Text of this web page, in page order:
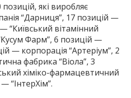
які виробляє
“Дарниця”, 17 позицій —
“Київський вітамінний
Фарм”, 6 позицій —
— корпорація “Артеріум”, 2
фабрика “Віола”, 3
хіміко-фармацевтичний
“ІнтерХім”.